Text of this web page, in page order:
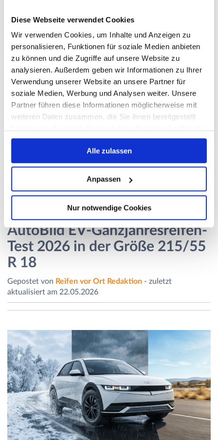
Diese Webseite verwendet Cookies
Wir verwenden Cookies, um Inhalte und Anzeigen zu
personalisieren, Funktionen für soziale Medien anbieten
zu können und die Zugriffe auf unsere Website zu
analysieren. Außerdem geben wir Informationen zu Ihrer
Verwendung unserer Website an unsere Partner für
soziale Medien, Werbung und Analysen weiter. Unsere
Partner führen diese Informationen möglicherweise mit
weiteren Daten zusammen, die Sie ihnen bereitgestellt
gesammelt haben. Weitere Informationen über die
Verwendung Ihrer Daten finden Sie in
unsererDatenschutzerklärung.
Alle zulassen
Anpassen
Nur notwendige Cookies
Dimension205/60 R16 92Heine freiwillige, vorsorgliche
Januarwochen 2026 (DOT-Wochen 3 und 4), verkauft in
acht EU-Ländern einschließlich Deutschland. Der Grund:
Einzelne dieser Reifen könnten mit der Zeit langsam
Luftdruck verlieren.
ausführlichen
Bericht
AutoBild EV-Ganzjahresreifen-
Test 2026 in der Größe 215/55
R 18
Gepostet von Reifen vor Ort Redaktion - zuletzt
aktualisiert am 22.05.2026